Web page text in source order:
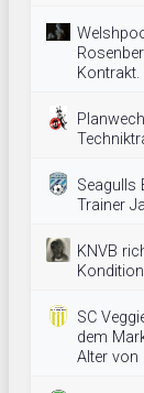
Kontrakt.
Seagulls
Trainer
KNVB
SC
dem
Alter von